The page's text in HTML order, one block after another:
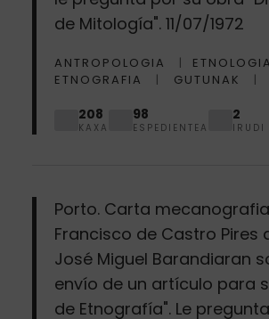
de Mitología". 11/07/1972
ANTROPOLOGIA
ETNOGRAFIA
GUTUNAK
208
KAXA
98
ESPEDIENTEA
2
IRUDI
Porto. Carta
Francisco de Castro Pires
José Miguel Barandiaran
envío de un artículo para
de Etnografía". Le